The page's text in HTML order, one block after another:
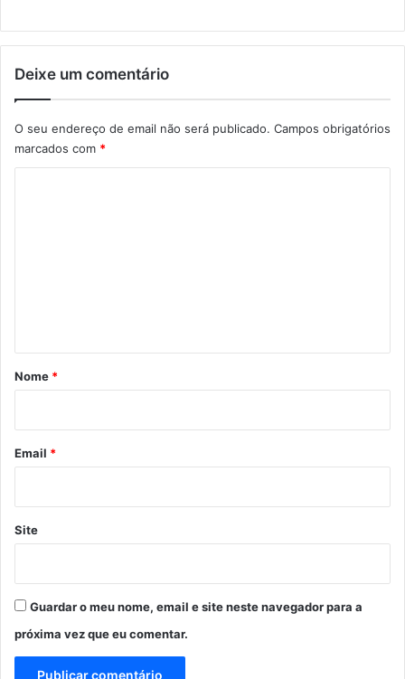
Deixe um comentário
O seu endereço de email não será publicado. Campos obrigatórios
marcados com *
r
*
Nome *
Email *
Site
Guardar o meu nome, email e site neste navegador para a
próxima vez que eu comentar.